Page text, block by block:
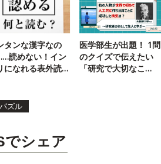
タンな漢字なの
読めない！イン
になれる表外読
医学部生が出題！ 1問
のクイズで伝えたい
「研究で大切なこ
ズル
でシェア